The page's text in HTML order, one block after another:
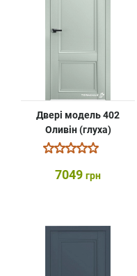
Двері модель 402
Оливін (глуха)
7049 грн